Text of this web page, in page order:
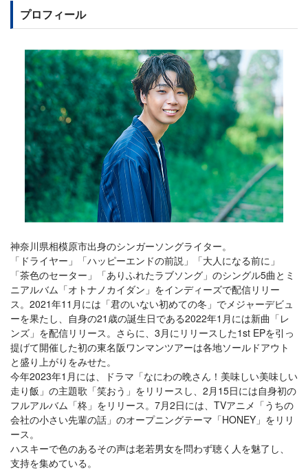
プロフィール
神奈川県相模原市出身のシンガーソングライター。
「ドライヤー」「ハッピーエンドの前説」「大人になる前に」
「茶色のセーター」「ありふれたラブソング」のシングル5曲とミ
ニアルバム「オトナノカイダン」をインディーズで配信リリー
ス。2021年11月には「君のいない初めての冬」でメジャーデビュ
ーを果たし、自身の21歳の誕生日である2022年1月には新曲「レ
ンズ」を配信リリース。さらに、3月にリリースした1st EPを引っ
提げて開催した初の東名阪ワンマンツアーは各地ソールドアウト
と盛り上がりをみせた。
今年2023年1月には、ドラマ「なにわの晩さん！美味しい美味しい
走り飯」の主題歌「笑おう」をリリースし、2月15日には自身初の
フルアルバム「柊」をリリース。7月2日には、TVアニメ「うちの
会社の小さい先輩の話」のオープニングテーマ「HONEY」をリリ
ース。
ハスキーで色のあるその声は老若男女を問わず聴く人を魅了し、
支持を集めている。